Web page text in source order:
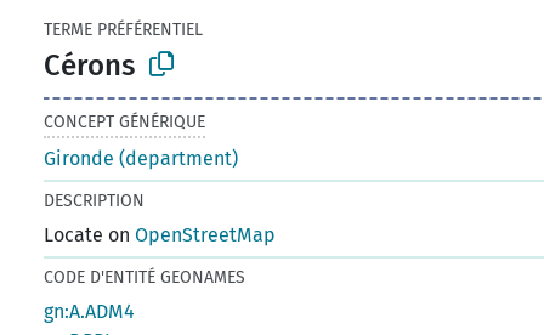
TERME PRÉFÉRENTIEL
Cérons
CONCEPT GÉNÉRIQUE
Gironde (department)
DESCRIPTION
Locate onOpenStreetMap
CODE D'ENTITÉ GEONAMES
gn:A.ADM4